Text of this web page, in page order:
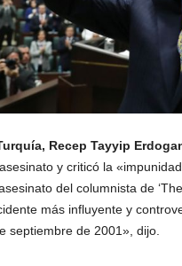
Recep Tayyip
y criticó la
del columnista de
más influyente y
septiembre de 2001», dijo.